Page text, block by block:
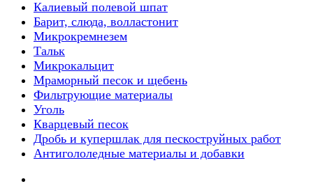
Калиевый полевой шпат
Барит, слюда, волластонит
Микрокремнезем
Тальк
Микрокальцит
Мраморный песок и щебень
Фильтрующие материалы
Уголь
Кварцевый песок
Дробь и купершлак для пескоструйных работ
Антигололедные материалы и добавки